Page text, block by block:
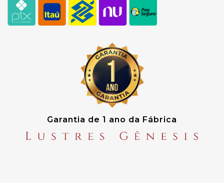
Garantia de 1 ano da Fábrica